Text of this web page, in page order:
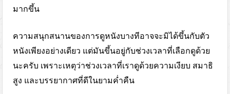
มากขึ้น
ความสนุกสนานของการดูหนังบางทีอาจจะมิได้ขึ้นกับตัว
หนังเพียงอย่างเดียว แต่มันขึ้นอยู่กับช่วงเวลาที่เลือกดูด้วย
นะครับ เพราะเหตุว่าช่วงเวลาที่เราดูด้วยความเงียบ สมาธิ
สูง และบรรยากาศที่ดีในยามค่ำคืน